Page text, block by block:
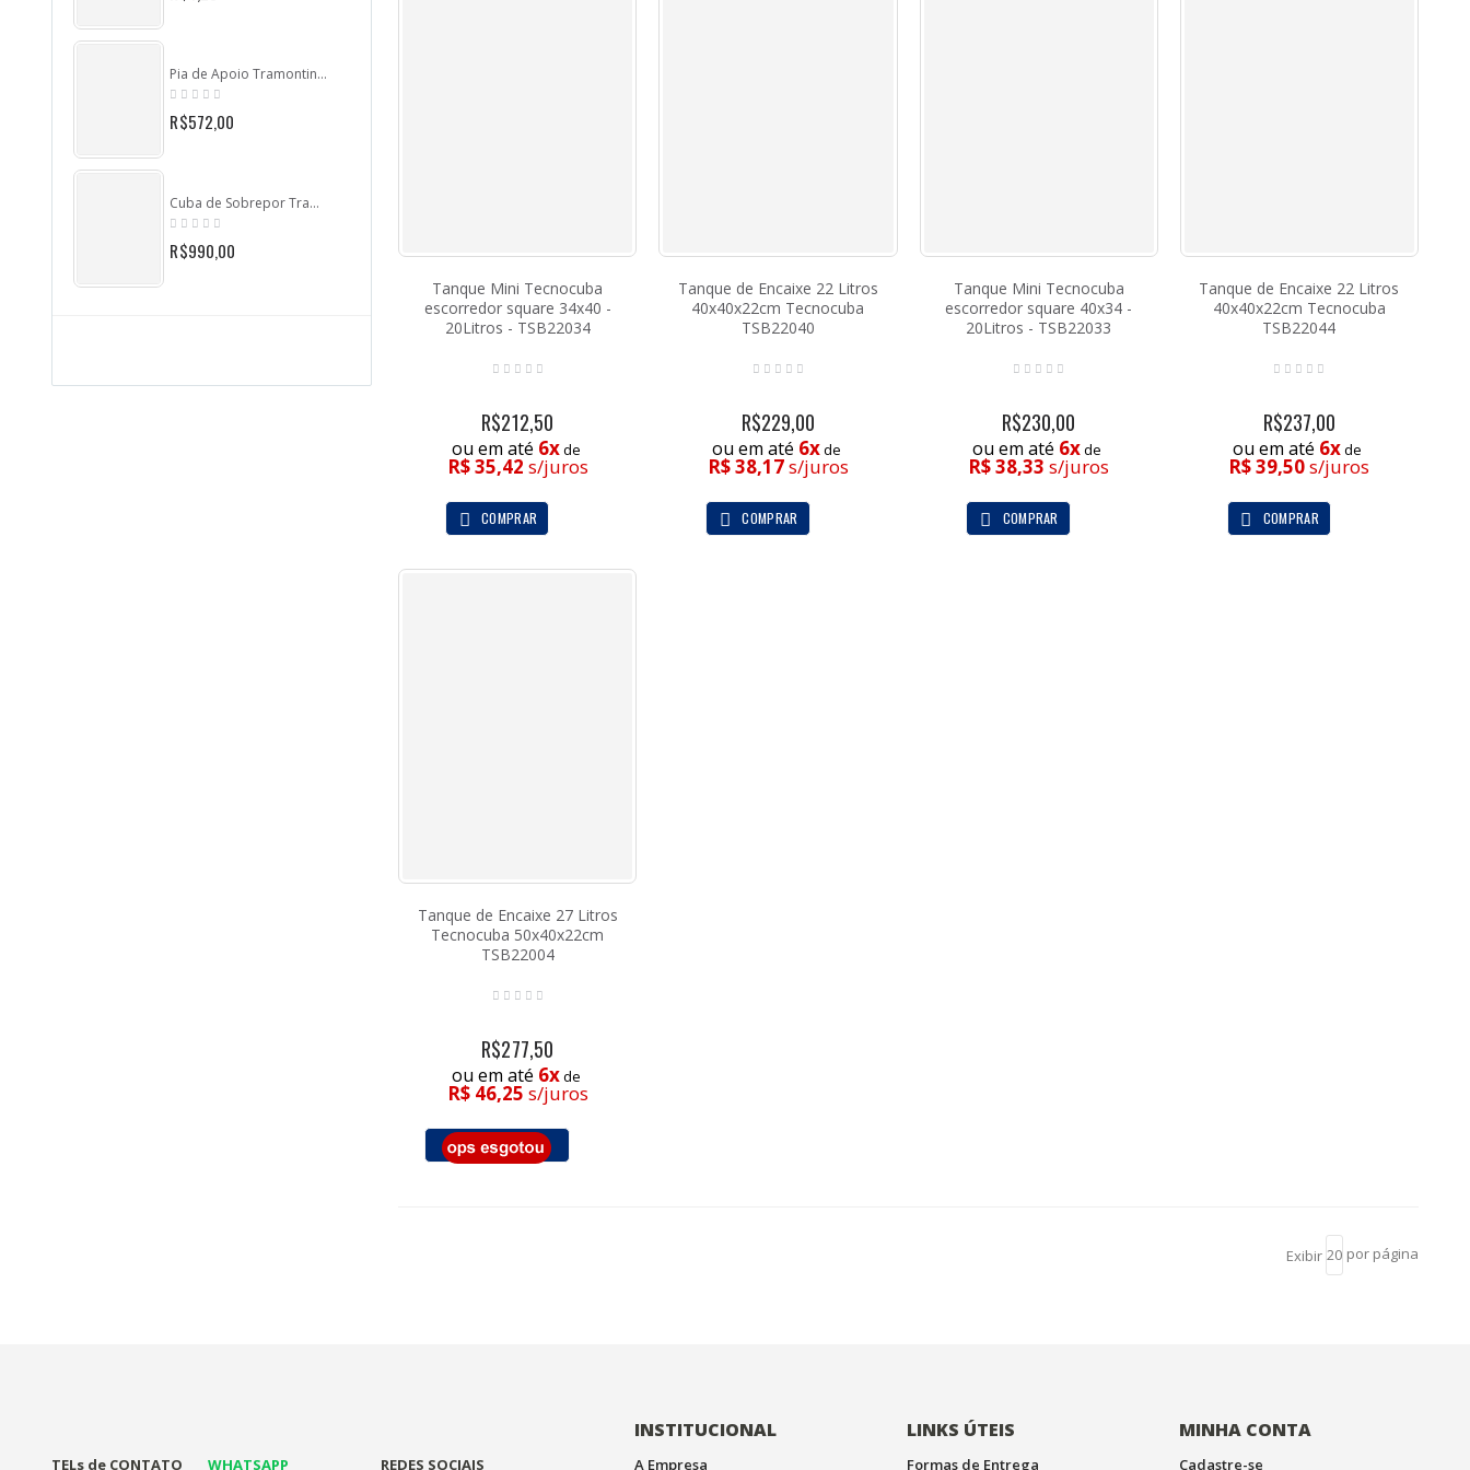
Tanque Mini Tecnocuba
escorredor square 34x40 -
20Litros - TSB22034
R$212,50
ou em até 6xde
R$ 35,42 s/juros
COMPRAR
Tanque de Encaixe 22 Litros
40x40x22cm Tecnocuba
TSB22040
R$229,00
ou em até 6xde
R$ 38,17s/juros
COMPRAR
Tanque Mini Tecnocuba
escorredor square 40x34 -
20Litros - TSB22033
R$230,00
ou em até 6xde
R$ 38,33s/juros
COMPRAR
Tanque de Encaixe 22 Litros
40x40x22cm Tecnocuba
TSB22044
R$237,00
ou em até 6xde
R$ 39,50s/juros
COMPRAR
Tanque de Encaixe 27 Litros
Tecnocuba 50x40x22cm
TSB22004
R$277,50
ou em até 6xde
R$ 46,25 s/juros
Exibir por página
Pia de Apoio Tramontina Filo 1CC em Aço Inox 120x50 cm - 93434557
R$572,00
Cuba de Sobrepor Tramontina Vega 1.5C 34 Plus R Cuba Auxiliar em Aço Inox com Acabamento Natural 62 x 50 cm com Válvula - 93857/602
R$990,00
TELs de CONTATO WHATSAPP REDES SOCIAIS
INSTITUCIONAL
A Empresa
LINKS ÚTEIS
Formas de Entrega
MINHA CONTA
Cadastre-se